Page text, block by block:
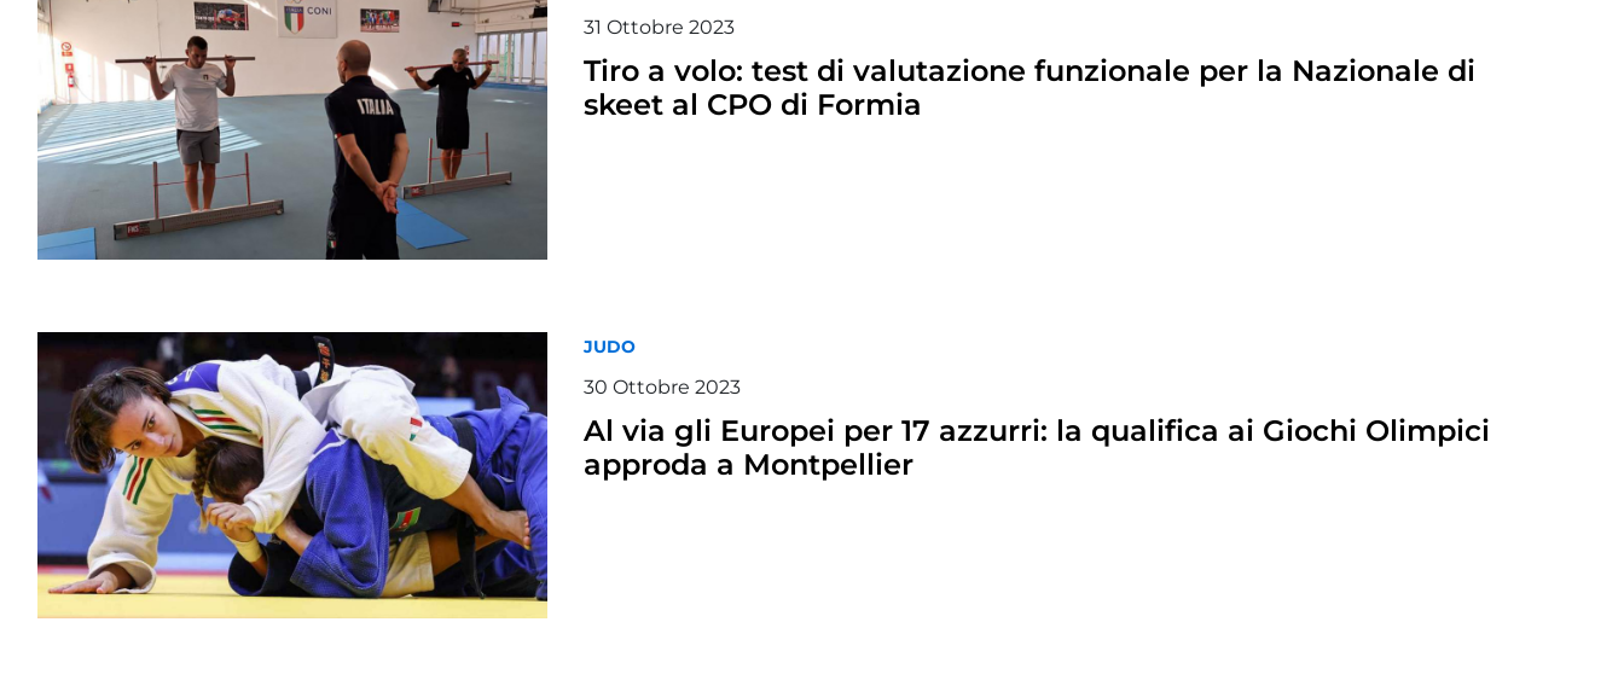
31 Ottobre 2023
Tiro a volo: test di valutazione funzionale per la Nazionale di
skeet al CPO di Formia
JUDO
30 Ottobre 2023
Al via gli Europei per 17 azzurri: la qualifica ai Giochi Olimpici
approda a Montpellier